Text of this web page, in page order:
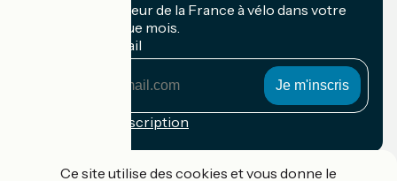
Recevez le meilleur de la France à vélo dans votre
boîte mail chaque mois.
Mon adresse mail
Conditions d'inscription
Ce site utilise des cookies et vous donne le